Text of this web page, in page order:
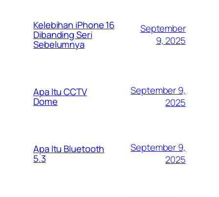
Kelebihan iPhone 16
Dibanding Seri
Sebelumnya
September
9, 2025
Apa Itu CCTV
Dome
September 9,
2025
Apa Itu Bluetooth
5.3
September 9,
2025